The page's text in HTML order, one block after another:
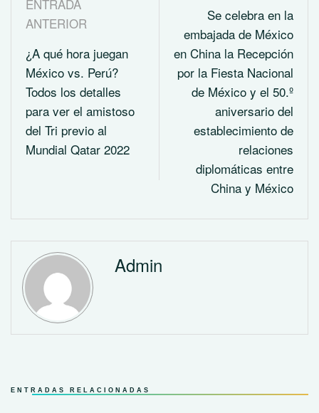
ENTRADA
ANTERIOR
¿A qué hora juegan
México vs. Perú?
Todos los detalles
para ver el amistoso
del Tri previo al
Mundial Qatar 2022
Se celebra en la
embajada de México
en China la Recepción
por la Fiesta Nacional
de México y el 50.º
aniversario del
establecimiento de
relaciones
diplomáticas entre
China y México
Admin
ENTRADAS RELACIONADAS